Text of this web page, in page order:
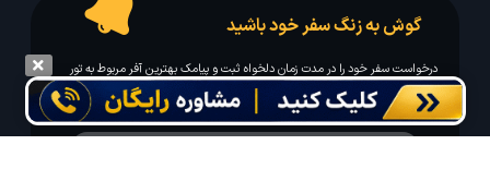
گوش به زنگ سفر خود باشید
درخواست سفر خود را در مدت زمان دلخواه ثبت و پیامک بهترین آفر مربوط به تور
درخواستی خود را دریافت نمایید